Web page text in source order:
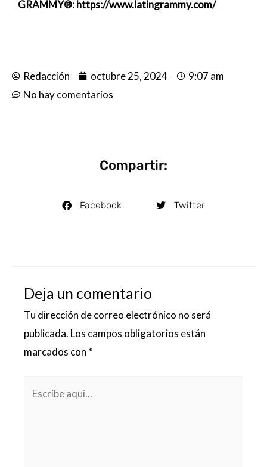
GRAMMY®:https://www.latingrammy.com/
Redacción octubre 25, 2024
9:07 am
No hay comentarios
Compartir:
Facebook Twitter
Deja un comentario
Tu dirección de correo electrónico no será
publicada. Los campos obligatorios están
marcados con *